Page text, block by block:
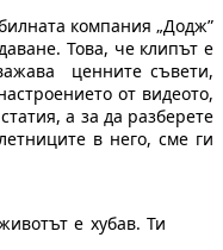
компания „Додж”
Това, че клипът е
ценните съвети,
от видеото,
а за да разберете
в него, сме ги
е хубав. Ти